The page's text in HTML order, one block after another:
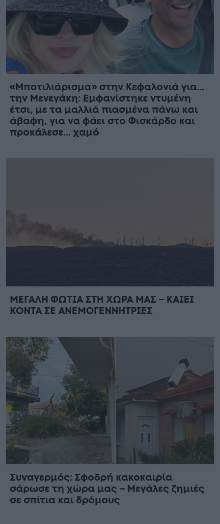
«Μποτιλιάρισμα» στην Κεφαλονιά για…
την Μενεγάκη: Εμφανίστηκε ντυμένη
έτσι, με τα μαλλιά πιασμένα πάνω και
άβαφη, για να φάει στο Φισκάρδο και
προκάλεσε… χαμό
ΜΕΓΑΛΗ ΦΩΤΙΑ ΣΤΗ ΧΩΡΑ ΜΑΣ – ΚΑΙΕΙ
ΚΟΝΤΑ ΣΕ ΑΝΕΜΟΓΕΝΝΗΤΡΙΕΣ
Συναγερμός: Σφοδρή κακοκαιρία
σάρωσε τη χώρα μας – Μεγάλες ζημιές
σε σπίτια και δρόμους